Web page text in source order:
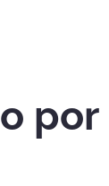
por